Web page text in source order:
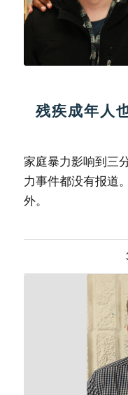
残疾成年人
家庭暴力影响到三
力事件都没有报道
外。